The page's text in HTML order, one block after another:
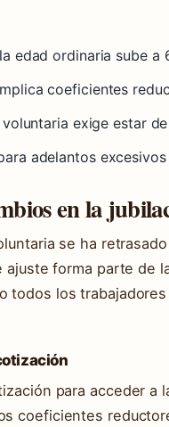
edad ordinaria sube a
coeficientes
exige estar
adelantos excesivos
en la
se ha
ajuste forma parte de
todos los
para acceder
coeficientes